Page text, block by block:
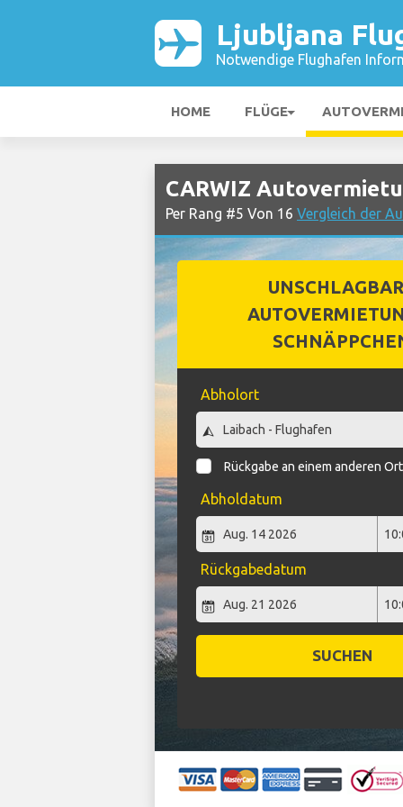
Ljubljana
Notwendige Flughafen
HOME FLÜGE
CARWIZ
Per Rang #5 Von 16 Vergleich der
Abholort
Rückgabe an einem anderen Ort
Abholdatum
Rückgabedatum
SUCHEN